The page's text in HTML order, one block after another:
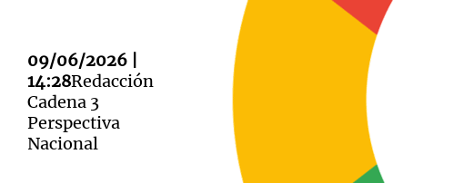
09/06/2026 |
14:28Redacción
Cadena 3
Perspectiva
Nacional
Mundial 2026 La Sole en Cadena 3